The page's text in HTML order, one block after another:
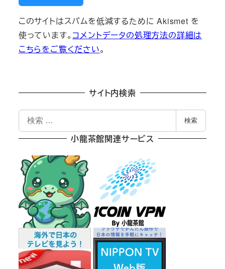
このサイトはスパムを低減するために Akismet を
使っています。 コメントデータの処理方法の詳細は
こちらをご覧ください。
サイト内検索
検
索
検索
小龍茶館関連サービス